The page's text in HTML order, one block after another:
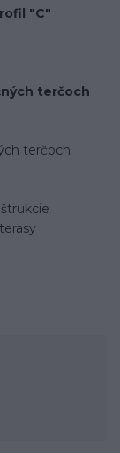
"C"
terčoch
terčoch